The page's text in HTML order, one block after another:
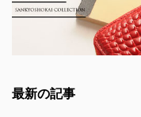
最新の記事